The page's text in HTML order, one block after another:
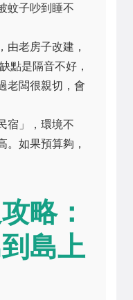
蚊子吵到睡不
由老房子改建，
點是隔音不好，
老闆很親切，會
宿」，環境不
。如果預算夠，
略：
島上